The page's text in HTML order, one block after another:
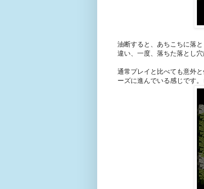
油断すると、あちこちに落
違い、一度、落ちた落とし
通常プレイと比べても意外
ーズに進んでいる感じです